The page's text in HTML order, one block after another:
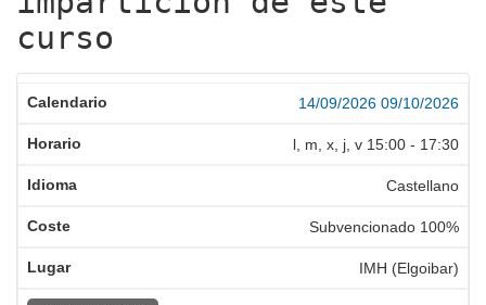
curso
14/09/2026 09/10/2026
l, m, x, j, v 15:00 - 17:30
Castellano
Subvencionado 100%
IMH (Elgoibar)